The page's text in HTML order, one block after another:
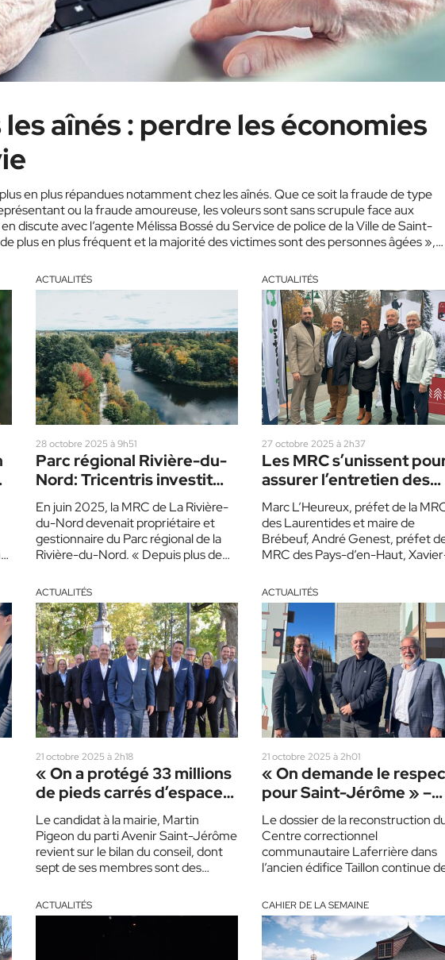
aînés : perdre les économies
en plus répandues notamment chez les aînés. Que ce soit la fraude de type
ou la fraude amoureuse, les voleurs sont sans scrupule face aux
discute avec l’agente Mélissa Bossé du Service de police de la Ville de Saint-
plus en plus fréquent et la majorité des victimes sont des personnes âgées »,…
ACTUALITÉS
28 octobre 2025 à 9h51
Parc régional Rivière-du-
Nord: Tricentris investit
500 000 $ pour le
développement du parc
En juin 2025, la MRC de La Rivière-
du-Nord devenait propriétaire et
gestionnaire du Parc régional de la
Rivière-du-Nord. « Depuis plus de
ACTUALITÉS
27 octobre 2025 à 2h37
Les MRC s’unissent
assurer l’entretien des
pistes
Marc L’Heureux, préfet de la
des Laurentides et maire de
Brébeuf, André Genest, préfet
MRC des Pays-d’en-Haut,
ACTUALITÉS
21 octobre 2025 à 2h18
« On a protégé 33 millions
de pieds carrés d’espaces
verts » – Martin Pigeon
Le candidat à la mairie, Martin
Pigeon du parti Avenir Saint-Jérôme
revient sur le bilan du conseil, dont
sept de ses membres sont des
ACTUALITÉS
21 octobre 2025 à 2h01
« On demande le
pour Saint-Jérôme » –
Rhéal Fortin
Le dossier de la reconstruction
Centre correctionnel
communautaire Laferrière dans
l’ancien édifice Taillon continue
a fait plusieurs…
ACTUALITÉS CAHIER DE LA SEMAINE